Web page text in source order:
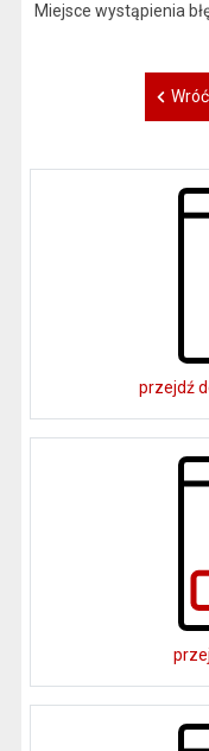
Miejsce wystąpienia
przejdź